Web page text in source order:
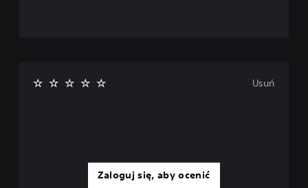
Zaloguj się, aby ocenić
Usuń